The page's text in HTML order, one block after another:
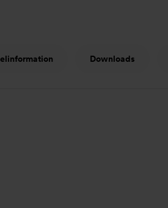
Downloads